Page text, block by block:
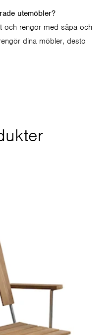
utemöbler?
och rengör med såpa och
dina möbler, desto